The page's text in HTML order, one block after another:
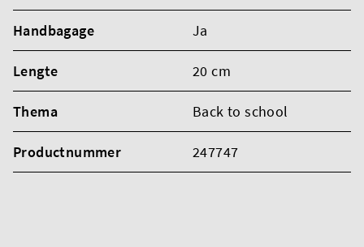
Handbagage Ja
Lengte 20 cm
Thema Back to school
Productnummer 247747